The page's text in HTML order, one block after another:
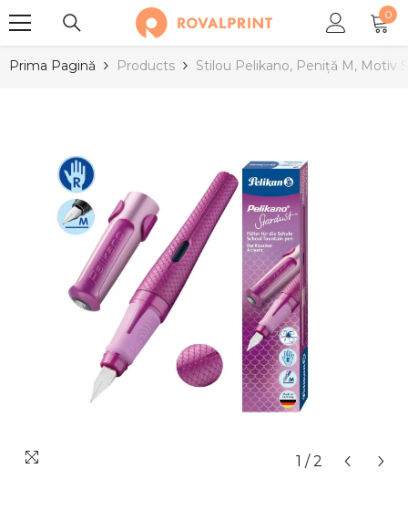
00
Prima Pagină Products Stilou Pelikano, Peniță M, Motiv
1 / 2